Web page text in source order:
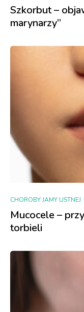
Szkorbut –
marynarzy”
CHOROBY JAMY USTNEJ
Mucocele –
torbieli